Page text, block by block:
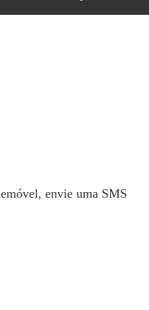
envie uma SMS